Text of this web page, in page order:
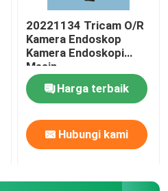
20221134 Tricam O/R
Kamera Endoskop
Kamera Endoskopi
Mesin
Harga terbaik
Hubungi kami